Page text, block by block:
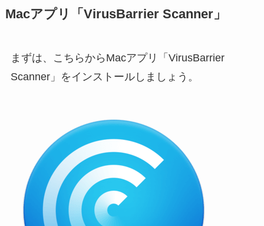
Macアプリ「VirusBarrier Scanner」
まずは、こちらからMacアプリ「VirusBarrier
Scanner」をインストールしましょう。